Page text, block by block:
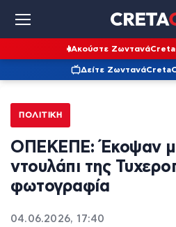
Ακούστε Ζωντανά
Δείτε Ζωντανά
ΠΟΛΙΤΙΚΉ
ΟΠΕΚΕΠΕ: Έκοψαν
ντουλάπι της
φωτογραφία
04.06.2026, 17:40